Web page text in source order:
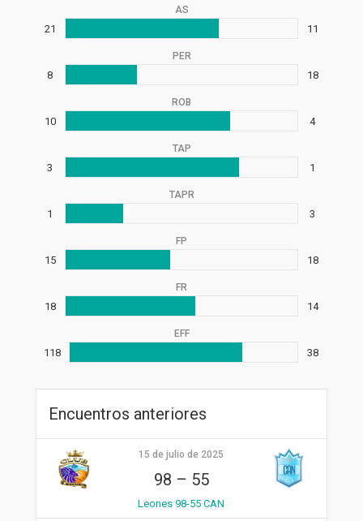
AS
21 11
PER
8 18
ROB
10 4
TAP
3 1
TAPR
1 3
FP
15 18
FR
18 14
EFF
118 38
Encuentros anteriores
15 de julio de 2025
98 – 55
Leones 98-55 CAN